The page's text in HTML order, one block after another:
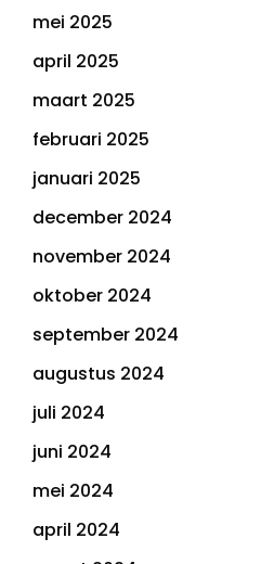
mei 2025
april 2025
maart 2025
februari 2025
januari 2025
december 2024
november 2024
oktober 2024
september 2024
augustus 2024
juli 2024
juni 2024
mei 2024
april 2024